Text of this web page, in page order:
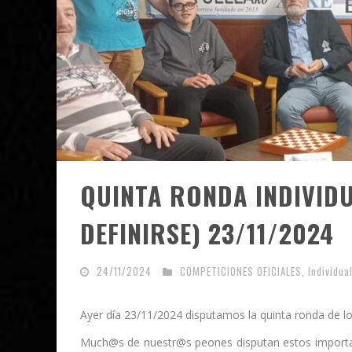
QUINTA RONDA
DEFINIRSE) 23/11/2024
24/11/2024 COMPETICIONES OFICIALES
Ayer día 23/11/2024 disputamos la quinta ronda de
Much@s de nuestr@s peones disputan estos